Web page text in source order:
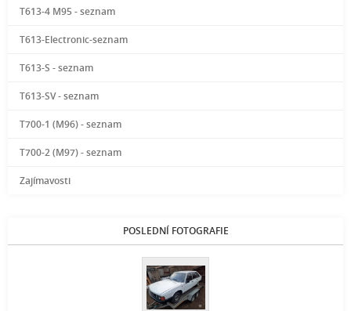
T613-4 M95 - seznam
T613-Electronic-seznam
T613-S - seznam
T613-SV - seznam
T700-1 (M96) - seznam
T700-2 (M97) - seznam
Zajímavosti
POSLEDNÍ FOTOGRAFIE